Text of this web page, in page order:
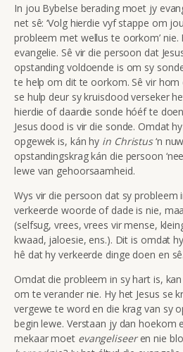
In jou Bybelse berading moet jy
net sê: ‘Volg hierdie vyf stappe om
probleem met wellus te oorkom’ nie.
evangelie. Sê vir die persoon dat
opstanding voldoende is om sy
te help om dit te oorkom. Sê vir hom
se hulp deur sy kruisdood verseker
hierdie of daardie sonde hóéf te
Jesus dood is vir die sonde. Omdat
opgewek is, kán hy in Christus‘n
opstandingskrag kán die persoon
lewe van gehoorsaamheid.
Wys vir die persoon dat sy probleem
verkeerde woorde of dade is nie,
(selfsug, vrees, vrees vir mense,
kwaad, jaloesie, ens.). Dit is omdat
hê dat hy verkeerde dinge doen en sê.
Omdat die probleem in sy hart is,
om te verander nie. Hy het Jesus se
vergewe te word en die krag van sy
begin lewe. Verstaan jy dan hoekom
mekaar moet evangeliseeren nie